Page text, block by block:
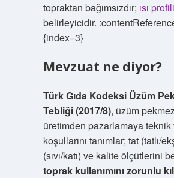
topraktan bağımsızdır; ısı
belirleyicidir.
{index=3}
Mevzuat ne diyor?
Türk Gıda Kodeksi Üzüm
Tebliği (2017/8), üzüm
üretimden pazarlamaya
koşullarını tanımlar; tat (tatlı/
(sıvı/katı) ve kalite ölçütlerini
toprak kullanımını zorunlu